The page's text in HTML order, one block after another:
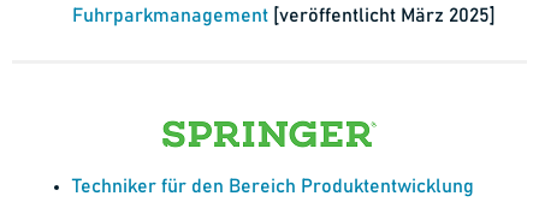
Fuhrparkmanagement [veröffentlicht März 2025]
Techniker für den Bereich Produktentwicklung